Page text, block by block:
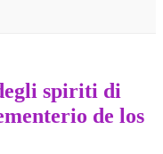
spiriti di
de los